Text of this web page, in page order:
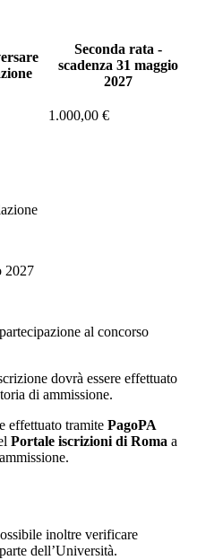
Seconda rata -
scadenza 31 maggio
2027
1.000,00 €
2027
al concorso
dovrà essere effettuato
di ammissione.
effettuato tramite PagoPA
Portale iscrizioni di Roma a
ammissione.
inoltre verificare
dell’Università.